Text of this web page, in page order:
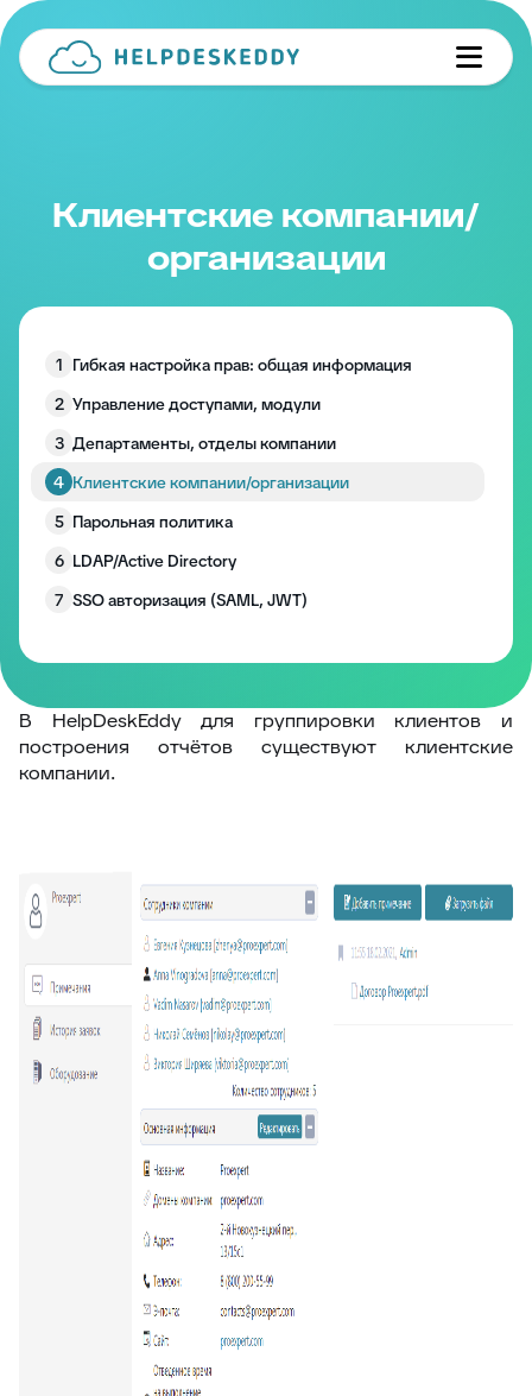
Клиентские компании/
организации
1 Гибкая настройка прав: общая информация
2 Управление доступами, модули
3 Департаменты, отделы компании
4 Клиентские компании/организации
5 Парольная политика
6 LDAP/Active Directory
7 SSO авторизация (SAML, JWT)
В HelpDeskEddy для группировки клиентов и
построения отчётов существуют клиентские
компании.